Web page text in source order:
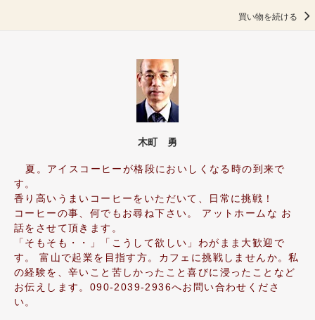
買い物を続ける
木町 勇
夏。アイスコーヒーが格段においしくなる時の到来で
す。
香り高いうまいコーヒーをいただいて、日常に挑戦！
コーヒーの事、何でもお尋ね下さい。 アットホームな お
話をさせて頂きます。
「そもそも・・」「こうして欲しい」わがまま大歓迎で
す。 富山で起業を目指す方。カフェに挑戦しませんか。私
の経験を、辛いこと苦しかったこと喜びに浸ったことなど
お伝えします。090-2039-2936へお問い合わせくださ
い。